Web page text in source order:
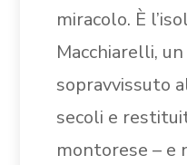
miracolo. È
Macchiarelli,
sopravvissuto
secoli e
montorese – e